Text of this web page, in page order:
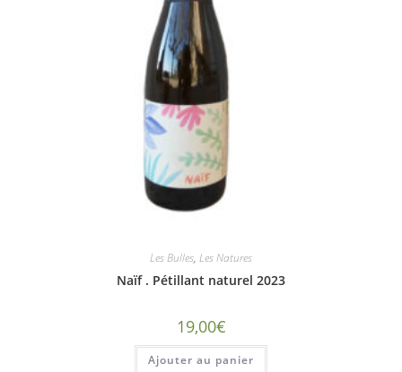
Les Bulles, Les Natures
Naïf . Pétillant naturel 2023
19,00€
Ajouter au panier